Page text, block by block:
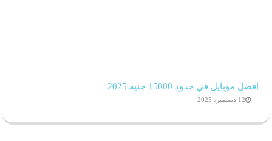
افضل موبايل في حدود 15000 جنيه 2025
12 ديسمبر، 2025